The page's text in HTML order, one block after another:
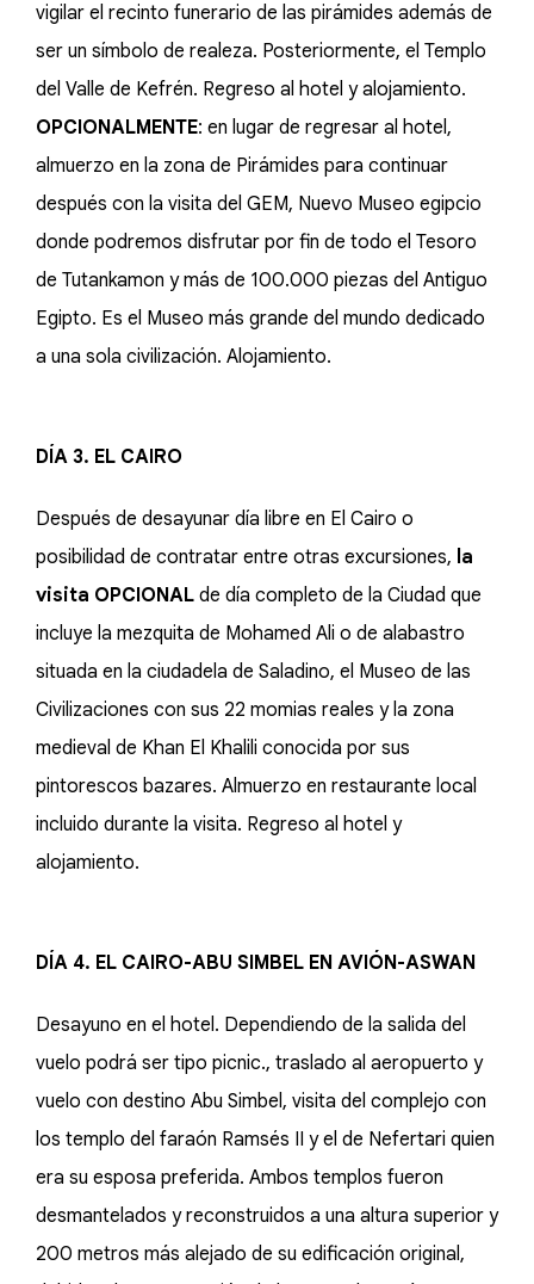
vigilar el recinto funerario de las pirámides además de
ser un símbolo de realeza. Posteriormente, el Templo
del Valle de Kefrén. Regreso al hotel y alojamiento.
OPCIONALMENTE: en lugar de regresar al hotel,
almuerzo en la zona de Pirámides para continuar
después con la visita del GEM, Nuevo Museo egipcio
donde podremos disfrutar por fin de todo el Tesoro
de Tutankamon y más de 100.000 piezas del Antiguo
Egipto. Es el Museo más grande del mundo dedicado
a una sola civilización. Alojamiento.
DÍA 3. EL CAIRO
Después de desayunar día libre en El Cairo o
posibilidad de contratar entre otras excursiones, la
visita OPCIONAL de día completo de la Ciudad que
incluye la mezquita de Mohamed Ali o de alabastro
situada en la ciudadela de Saladino, el Museo de las
Civilizaciones con sus 22 momias reales y la zona
medieval de Khan El Khalili conocida por sus
pintorescos bazares. Almuerzo en restaurante local
incluido durante la visita. Regreso al hotel y
alojamiento.
DÍA 4. EL CAIRO-ABU SIMBEL EN AVIÓN-ASWAN
Desayuno en el hotel. Dependiendo de la salida del
vuelo podrá ser tipo picnic., traslado al aeropuerto y
vuelo con destino Abu Simbel, visita del complejo con
los templo del faraón Ramsés II y el de Nefertari quien
era su esposa preferida. Ambos templos fueron
desmantelados y reconstruidos a una altura superior y
200 metros más alejado de su edificación original,